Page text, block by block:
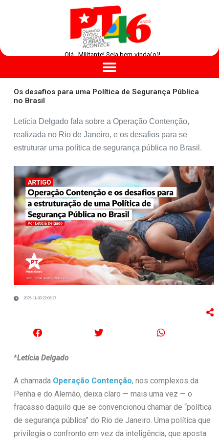
Olá , Militante! Seja bem-vinda(o)!
Os desafios para uma Política de Segurança Pública
no Brasil
Letícia Delgado fala sobre a Operação Contenção,
realizada no Rio de Janeiro, e os desafios para se
estruturar uma política de segurança pública no Brasil.
2025-11-03 22:06:27
*Letícia Delgado
A chamada Operação Contenção, nos complexos da
Penha e do Alemão, deixa claro — mais uma vez — o
fracasso daquilo que se convencionou chamar de “política
de segurança pública” do Rio de Janeiro. Uma política que
privilegia o confronto em vez da inteligência, que aposta